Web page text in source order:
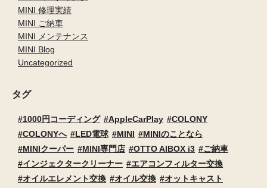
MINI 修理実績
MINI ご納車
MINI メンテナンス
MINI Blog
Uncategorized
タグ
1000円コーディング AppleCarPlay
COLONY
COLONYへ
LED電球 MINI
MINIのことなら
MINIクーパー
MINI専門店 OTTO AIBOX i3
ご納車
インジェクタークリーナー
エアコンフィルター交換
オイルエレメント交換
オイル交換
オットキャスト